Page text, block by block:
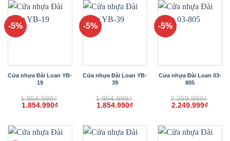
-5%
Cửa nhựa Đài Loan YB-
19
1.954.999₫
Giá
1.954.999₫.
1.854.990₫Giá
là:
1.854.990₫.
-5%
Cửa nhựa Đài Loan YB-
39
1.954.999₫
Giá
1.954.999₫.
1.854.990₫Giá
là:
1.854.990₫.
-5%
Cửa nhựa Đài Loan 03-
805
2.359.999₫
Giá
2.359.999₫.
2.249.999₫Giá
là: